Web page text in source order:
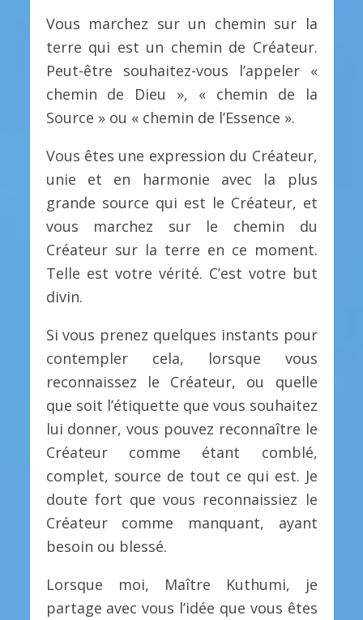
Vous marchez sur un chemin sur la
terre qui est un chemin de Créateur.
Peut-être souhaitez-vous l’appeler «
chemin de Dieu », « chemin de la
Source » ou « chemin de l’Essence ».
Vous êtes une expression du Créateur,
unie et en harmonie avec la plus
grande source qui est le Créateur, et
vous marchez sur le chemin du
Créateur sur la terre en ce moment.
Telle est votre vérité. C’est votre but
divin.
Si vous prenez quelques instants pour
contempler cela, lorsque vous
reconnaissez le Créateur, ou quelle
que soit l’étiquette que vous souhaitez
lui donner, vous pouvez reconnaître le
Créateur comme étant comblé,
complet, source de tout ce qui est. Je
doute fort que vous reconnaissiez le
Créateur comme manquant, ayant
besoin ou blessé.
Lorsque moi, Maître Kuthumi, je
partage avec vous l’idée que vous êtes